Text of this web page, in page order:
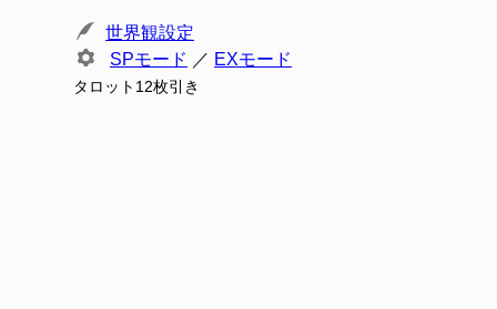
世界観設定
SPモード ／ EXモード
タロット12枚引き